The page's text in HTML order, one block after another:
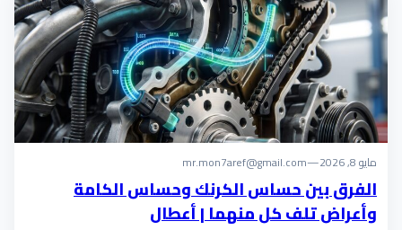
مايو 8, 2026 —
mr.mon7aref@gmail.com
الفرق بين حساس الكرنك وحساس الكامة
وأعراض تلف كل منهما | أعطال